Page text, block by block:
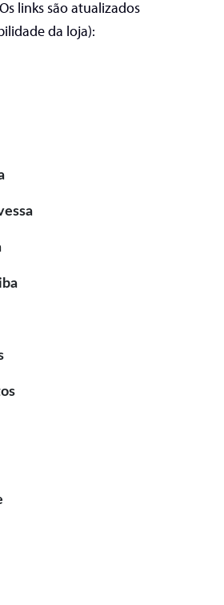
links são atualizados
da loja):